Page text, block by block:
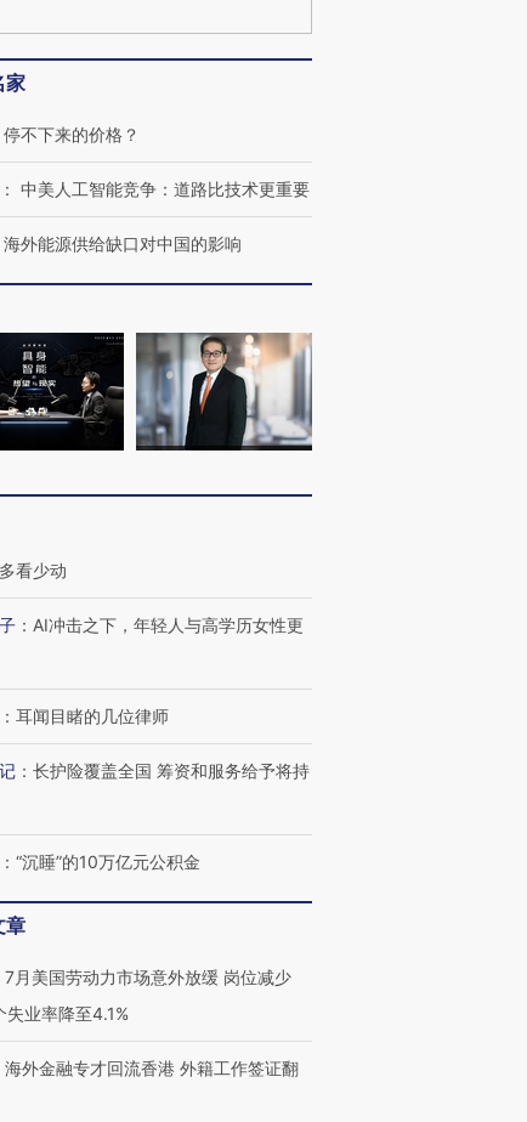
私7万
视线｜被称为“蟑螂”的印
届链博
链”接产
【特别呈现】寻找100种
【商旅对话】华住集团
CFO：不靠规模取胜，华
家
停不下来的价格？
： 中美人工智能竞争：道路比技术更重要
海外能源供给缺口对中国的影响
多看少动
： AI冲击之下，年轻人与高学历女性更
： 耳闻目睹的几位律师
： 长护险覆盖全国 筹资和服务给予将持
： “沉睡”的10万亿元公积金
章
7月美国劳动力市场意外放缓 岗位减少
失业率降至4.1%
海外金融专才回流香港 外籍工作签证翻